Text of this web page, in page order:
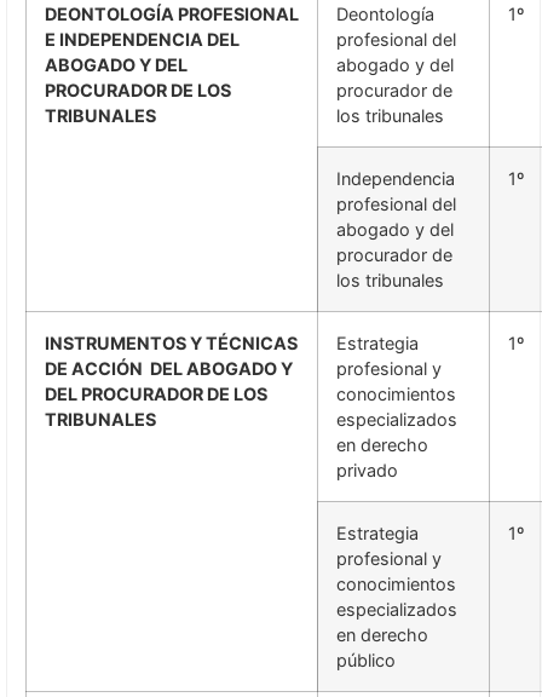
DEONTOLOGÍA PROFESIONAL
E INDEPENDENCIA DEL
ABOGADO Y DEL
PROCURADOR DE LOS
TRIBUNALES
Deontología
profesional del
abogado y del
procurador de
los tribunales
1º
Independencia
profesional del
abogado y del
procurador de
los tribunales
1º
INSTRUMENTOS Y TÉCNICAS
DE ACCIÓN DEL ABOGADO Y
DEL PROCURADOR DE LOS
TRIBUNALES
Estrategia
profesional y
conocimientos
especializados
en derecho
privado
1º
Estrategia
profesional y
conocimientos
especializados
en derecho
público
1º